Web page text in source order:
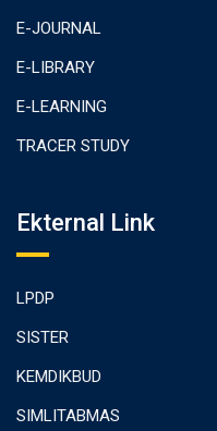
E-JOURNAL
E-LIBRARY
E-LEARNING
TRACER STUDY
Ekternal Link
LPDP
SISTER
KEMDIKBUD
SIMLITABMAS